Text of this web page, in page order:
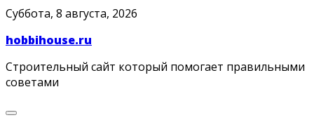
Skip
content
Суббота, 8 августа, 2026
hobbihouse.ru
Строительный сайт который помогает правильными
советами